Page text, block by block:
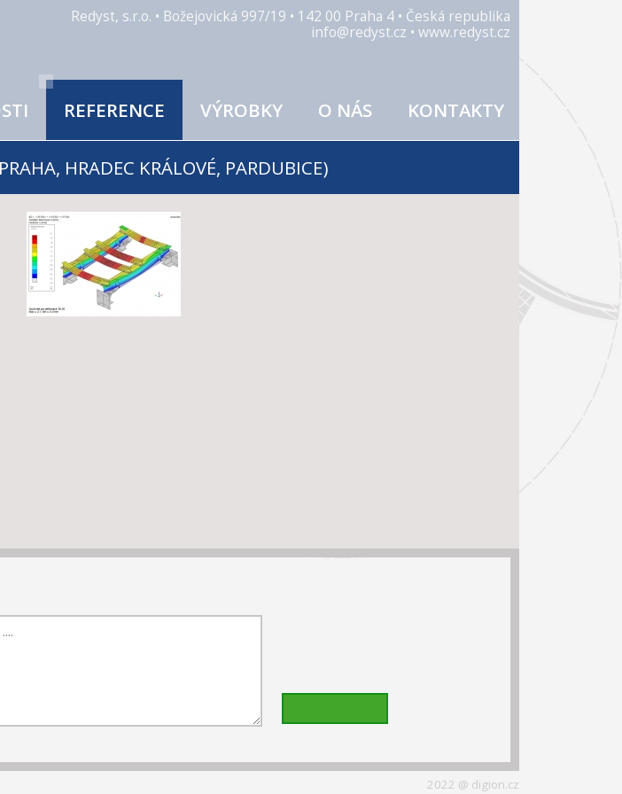
Redyst, s.r.o. • Božejovická 997/19 • 142 00 Praha 4 • Česká republika
info@redyst.cz • www.redyst.cz
REFERENCE VÝROBKY O NÁS KONTAKTY
HRADEC KRÁLOVÉ, PARDUBICE)
2022 @ digion.cz